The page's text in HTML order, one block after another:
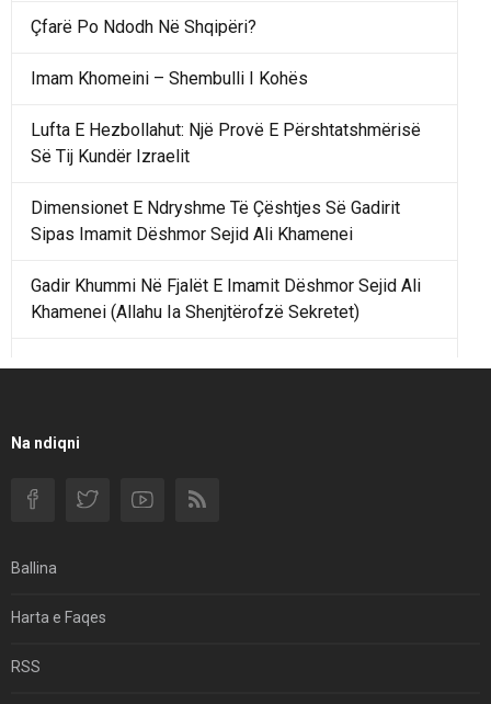
Çfarë Po Ndodh Në Shqipëri?
Imam Khomeini – Shembulli I Kohës
Lufta E Hezbollahut: Një Provë E Përshtatshmërisë
Së Tij Kundër Izraelit
Dimensionet E Ndryshme Të Çështjes Së Gadirit
Sipas Imamit Dëshmor Sejid Ali Khamenei
Gadir Khummi Në Fjalët E Imamit Dëshmor Sejid Ali
Khamenei (Allahu Ia Shenjtërofzë Sekretet)
Filmi I Shkurtër Iranian “Pasta Alfredo” Ka Udhëtuar
Na ndiqni
Ballina
Harta e Faqes
RSS